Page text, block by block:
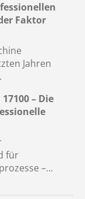
Faktor
Jahren
– Die
für
–...